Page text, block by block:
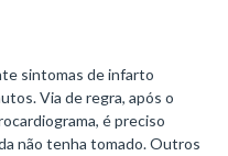
sintomas de infarto
Via de regra, após o
é preciso
não tenha tomado. Outros